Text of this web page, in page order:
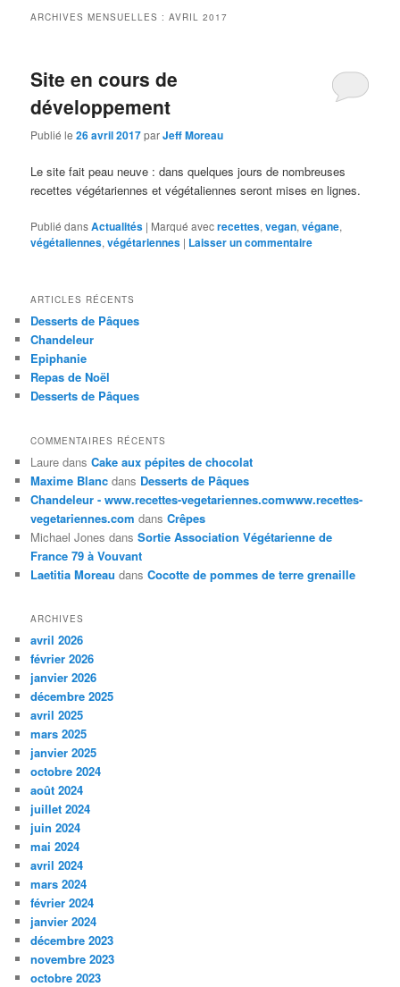
ARCHIVES MENSUELLES :AVRIL 2017
Site en cours de
développement
Publié le26 avril 2017parJeff Moreau
Le site fait peau neuve : dans quelques jours de nombreuses
recettes végétariennes et végétaliennes seront mises en lignes.
Publié dansActualités | Marqué avecrecettes,vegan,végane,
végétaliennes,végétariennes | Laisser un commentaire
ARTICLES RÉCENTS
Desserts de Pâques
Chandeleur
Epiphanie
Repas de Noël
Desserts de Pâques
COMMENTAIRES RÉCENTS
Laure dansCake aux pépites de chocolat
Maxime Blanc dans Desserts de Pâques
Chandeleur - www.recettes-vegetariennes.comwww.recettes-
vegetariennes.com dansCrêpes
Michael Jones dansSortie Association Végétarienne de
France 79 à Vouvant
Laetitia Moreau dansCocotte de pommes de terre grenaille
ARCHIVES
avril 2026
février 2026
janvier 2026
décembre 2025
avril 2025
mars 2025
janvier 2025
octobre 2024
août 2024
juillet 2024
juin 2024
mai 2024
avril 2024
mars 2024
février 2024
janvier 2024
décembre 2023
novembre 2023
octobre 2023